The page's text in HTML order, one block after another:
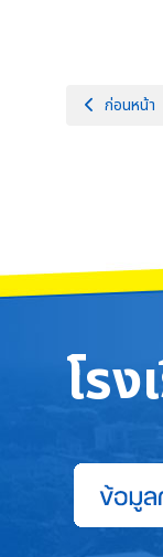
เนื้อหาก่อน
ก่อนหน้า
โร